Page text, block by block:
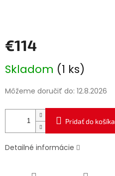
€114
cena:
Skladom (1 ks)
Môžeme doručiť do: 12.8.2026
Pridať do košíka
Detailné informácie